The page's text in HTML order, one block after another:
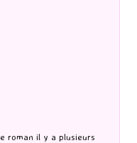
roman il y a plusieurs